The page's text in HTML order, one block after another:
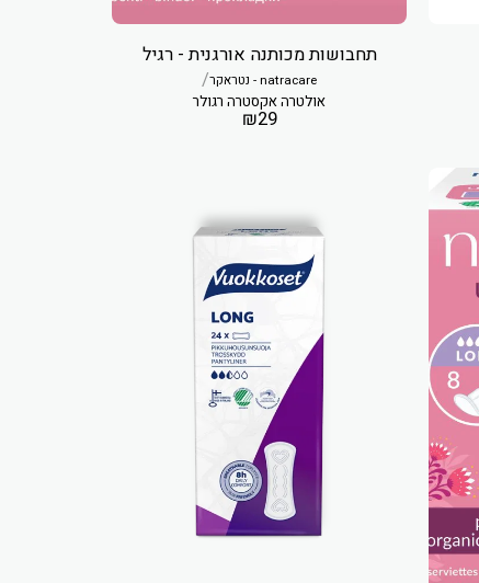
תחבושות מכותנה אורגנית - רגיל
natracare - נטראקר /
אולטרה אקסטרה רגולר
₪29